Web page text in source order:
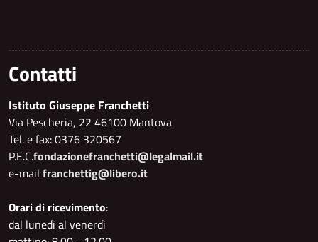
Contatti
Istituto Giuseppe Franchetti
Via Pescheria, 22 46100 Mantova
Tel. e fax: 0376 320567
P.E.C.fondazionefranchetti@legalmail.it
e-mail franchettig@libero.it
Orari di ricevimento:
dal lunedì al venerdì